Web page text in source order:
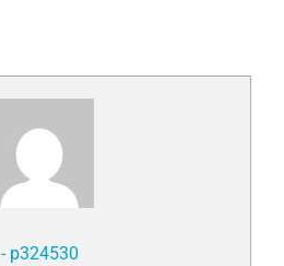
- p324530